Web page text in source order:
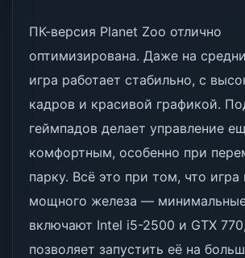
ПК-версия Planet Zoo отлично
оптимизирована. Даже на
игра работает стабильно, с
кадров и красивой графикой.
геймпадов делает управление
комфортным, особенно при
парку. Всё это при том, что игра
мощного железа —
включают Intel i5-2500 и GTX
позволяет запустить её на